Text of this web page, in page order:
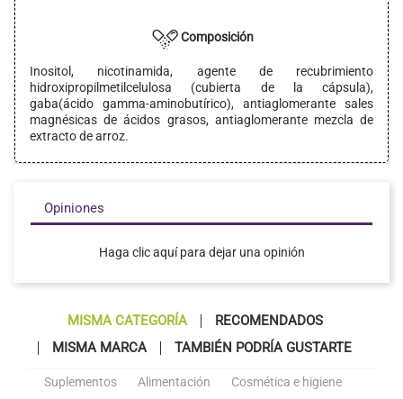
Composición
Inositol, nicotinamida, agente de recubrimiento
hidroxipropilmetilcelulosa (cubierta de la cápsula),
gaba(ácido gamma-aminobutírico), antiaglomerante sales
magnésicas de ácidos grasos, antiaglomerante mezcla de
extracto de arroz.
Opiniones
Haga clic aquí para dejar una opinión
MISMA CATEGORÍA
RECOMENDADOS
MISMA MARCA
TAMBIÉN PODRÍA GUSTARTE
Suplementos Alimentación
Cosmética e higiene